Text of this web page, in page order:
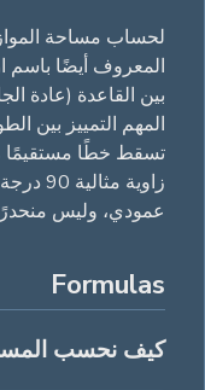
لحساب مساحة
المعروف أيضًا باسم
بين القاعدة (عادة
المهم التمييز بين
تسقط خطًا مستقيمًا
زاوية
عمودي، وليس
Formulas
كيف نحسب